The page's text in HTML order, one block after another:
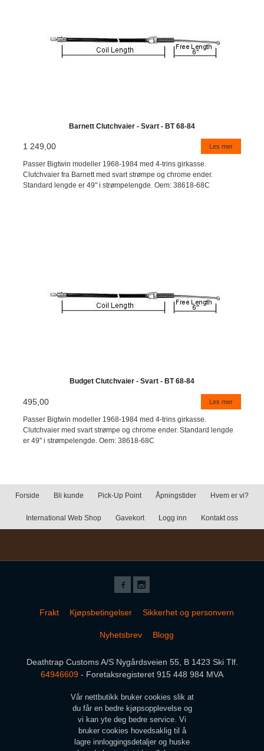
Barnett Clutchvaier - Svart - BT 68-84
1 249,00 Les mer
Passer Bigtwin modeller 1968-1984 med 4-trins girkasse.
Clutchvaier fra Barnett med svart strømpe og chrome ender.
Standard lengde er 49" i strømpelengde. Oem: 38618-68C
Budget Clutchvaier - Svart - BT 68-84
495,00 Les mer
Passer Bigtwin modeller 1968-1984 med 4-trins girkasse.
Clutchvaier med svart strømpe og chrome ender. Standard lengde
er 49" i strømpelengde. Oem: 38618-68C
Forside Bli kunde Pick-Up Point Åpningstider Hvem er vi?
International Web Shop Gavekort Logg inn Kontakt oss
Frakt Kjøpsbetingelser Sikkerhet og personvern
Nyhetsbrev Blogg
Deathtrap Customs A/S Nygårdsveien 55, B 1423 Ski Tlf.
64946609 - Foretaksregisteret 915 448 984 MVA
Vår nettbutikk bruker cookies slik at
du får en bedre kjøpsopplevelse og
vi kan yte deg bedre service. Vi
bruker cookies hovedsaklig til å
lagre innloggingsdetaljer og huske